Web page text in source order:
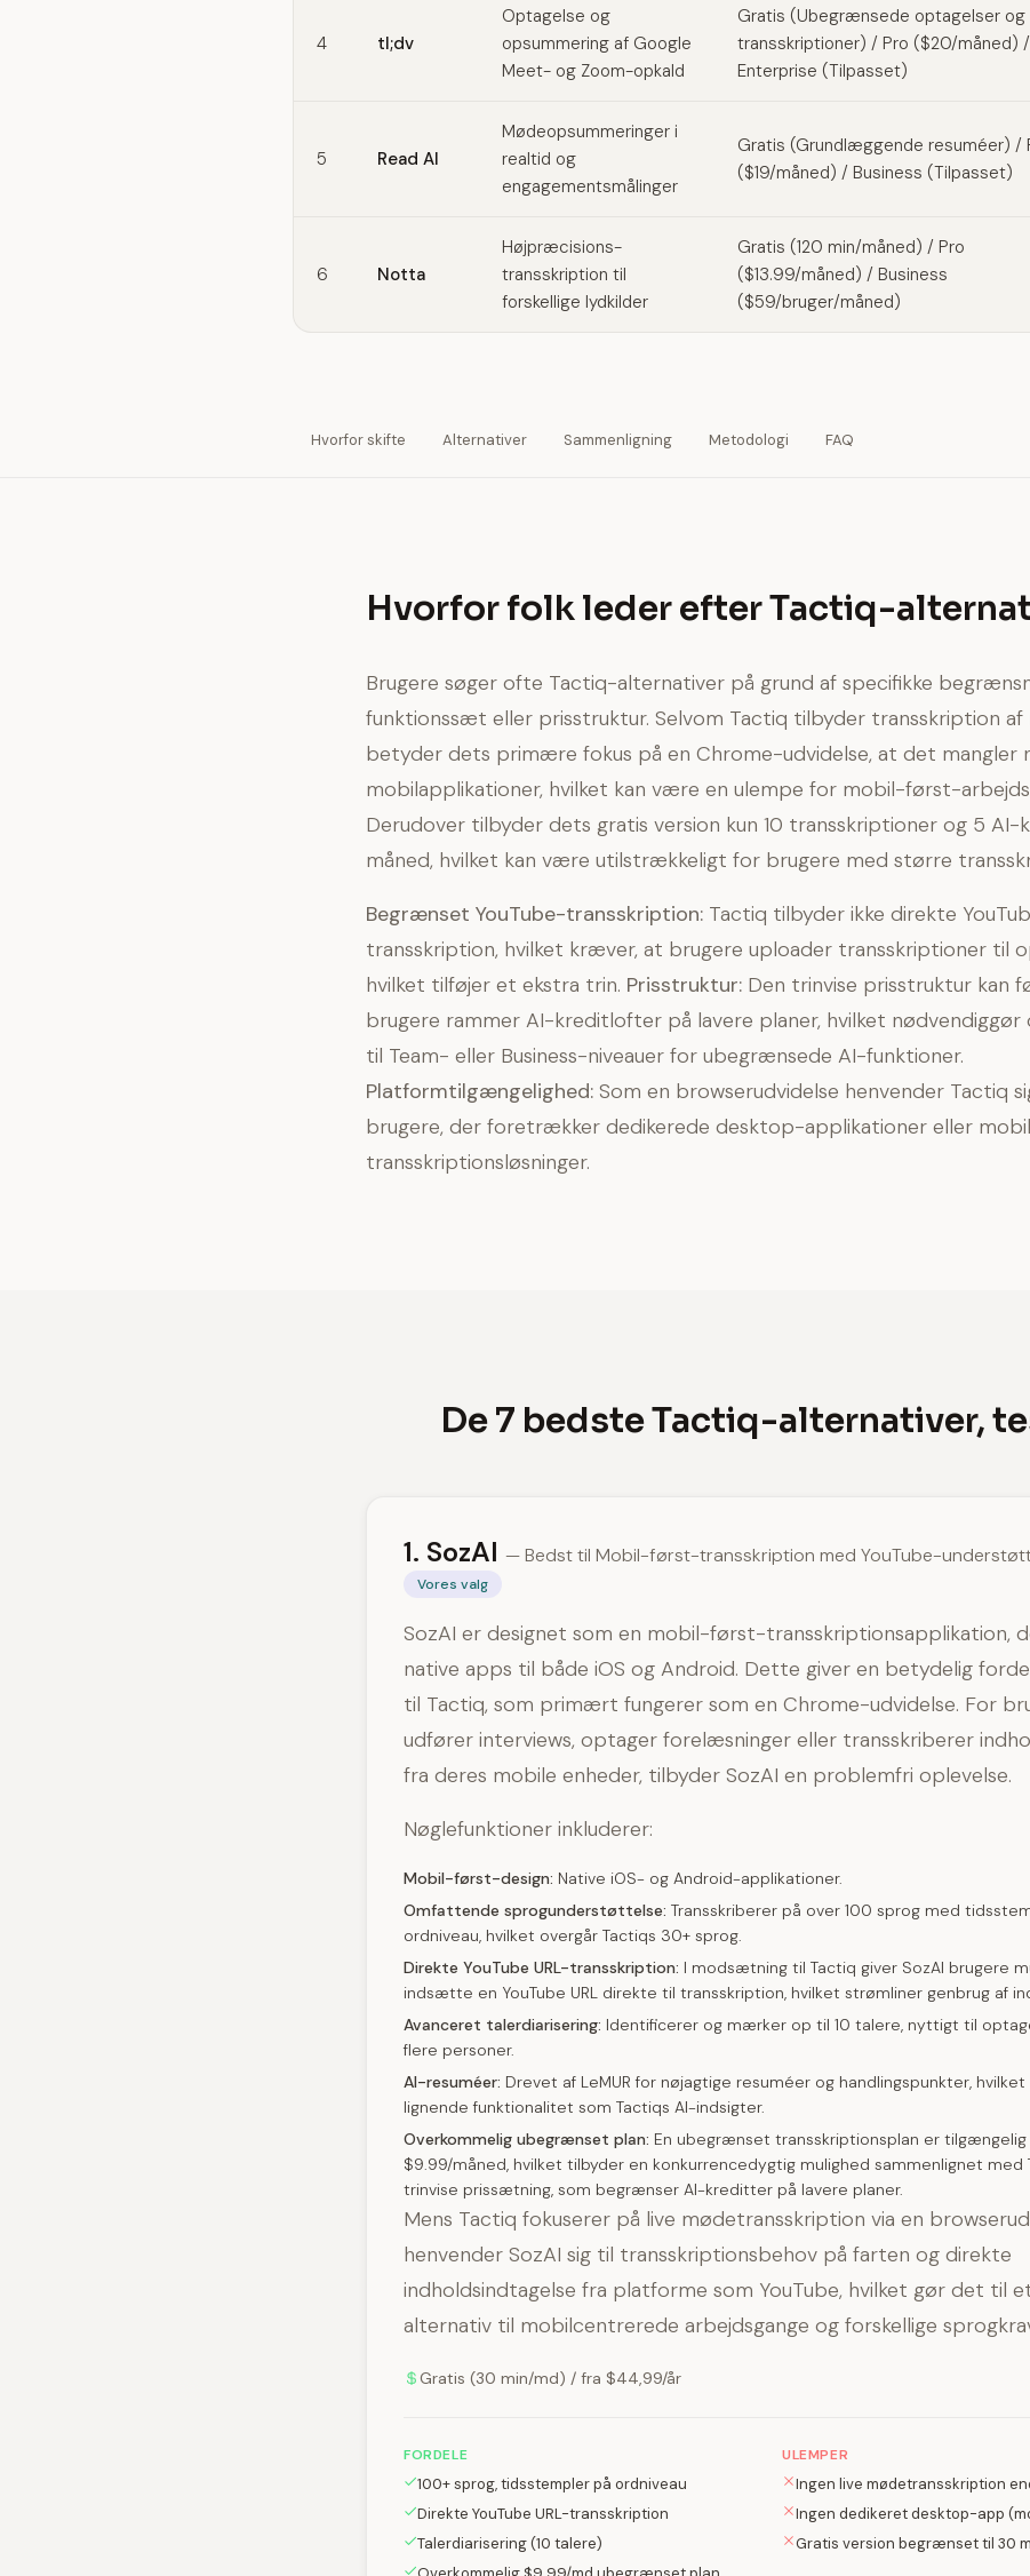
4 tl;dv
Optagelse og
opsummering af Google
Meet- og Zoom-opkald
Gratis (Ubegrænsede optagelser og
transskriptioner) / Pro ($20/måned) /
Enterprise (Tilpasset)
5 Read AI
Mødeopsummeringer i
realtid og
engagementsmålinger
Gratis (Grundlæggende resuméer) /
($19/måned) / Business (Tilpasset)
6 Notta
Højpræcisions-
transskription til
forskellige lydkilder
Gratis (120 min/måned) / Pro
($13.99/måned) / Business
($59/bruger/måned)
Hvorfor skifte Alternativer Sammenligning Metodologi FAQ
Hvorfor folk leder efter Tactiq-
Brugere søger ofte Tactiq-alternativer på grund af specifikke
funktionssæt eller prisstruktur. Selvom Tactiq tilbyder transskription af
betyder dets primære fokus på en Chrome-udvidelse, at det mangler
mobilapplikationer, hvilket kan være en ulempe for mobil-først-
Derudover tilbyder dets gratis version kun 10 transskriptioner og 5
måned, hvilket kan være utilstrækkeligt for brugere med større
Begrænset YouTube-transskription: Tactiq tilbyder ikke direkte
transskription, hvilket kræver, at brugere uploader transskriptioner til
hvilket tilføjer et ekstra trin. Prisstruktur: Den trinvise prisstruktur kan
brugere rammer AI-kreditlofter på lavere planer, hvilket nødvendiggør
til Team- eller Business-niveauer for ubegrænsede AI-funktioner.
Platformtilgængelighed: Som en browserudvidelse henvender Tactiq
brugere, der foretrækker dedikerede desktop-applikationer eller
transskriptionsløsninger.
De 7 bedste Tactiq-alternativer,
1. SozAI — Bedst til Mobil-først-transskription med YouTube-
Vores valg
SozAI er designet som en mobil-først-transskriptionsapplikation,
native apps til både iOS og Android. Dette giver en betydelig
til Tactiq, som primært fungerer som en Chrome-udvidelse. For
udfører interviews, optager forelæsninger eller transskriberer
fra deres mobile enheder, tilbyder SozAI en problemfri oplevelse.
Nøglefunktioner inkluderer:
Mobil-først-design: Native iOS- og Android-applikationer.
Omfattende sprogunderstøttelse: Transskriberer på over 100 sprog med
ordniveau, hvilket overgår Tactiqs 30+ sprog.
Direkte YouTube URL-transskription: I modsætning til Tactiq giver SozAI brugere
indsætte en YouTube URL direkte til transskription, hvilket strømliner genbrug af
Avanceret talerdiarisering: Identificerer og mærker op til 10 talere, nyttigt til
flere personer.
AI-resuméer: Drevet af LeMUR for nøjagtige resuméer og handlingspunkter, hvilket
lignende funktionalitet som Tactiqs AI-indsigter.
Overkommelig ubegrænset plan: En ubegrænset transskriptionsplan er tilgængelig
$9.99/måned, hvilket tilbyder en konkurrencedygtig mulighed sammenlignet med
trinvise prissætning, som begrænser AI-kreditter på lavere planer.
Mens Tactiq fokuserer på live mødetransskription via en
henvender SozAI sig til transskriptionsbehov på farten og direkte
indholdsindtagelse fra platforme som YouTube, hvilket gør det til
alternativ til mobilcentrerede arbejdsgange og forskellige
Gratis (30 min/md) / fra $44,99/år
FORDELE
100+ sprog, tidsstempler på ordniveau
Direkte YouTube URL-transskription
Talerdiarisering (10 talere)
ULEMPER
Ingen live mødetransskription
Ingen dedikeret desktop-app
Gratis version begrænset til 30